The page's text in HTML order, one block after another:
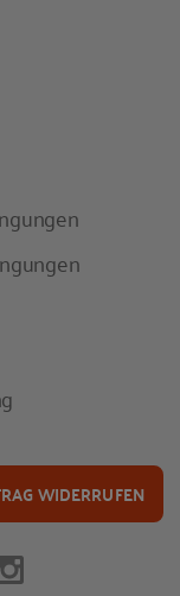
WIDERRUFEN